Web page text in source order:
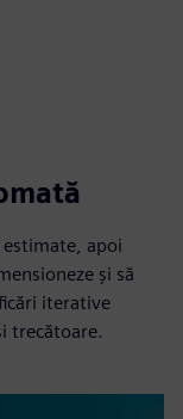
apoi
și să
iterative
trecătoare.